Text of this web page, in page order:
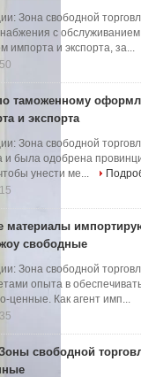
Зона свободной
с
импорта и экспорта, за...
таможенному
и экспорта
Зона свободной
и была одобрена
унести ме...
свободные
Зона свободной
опыта в
ценные. Как агент имп...
свободной